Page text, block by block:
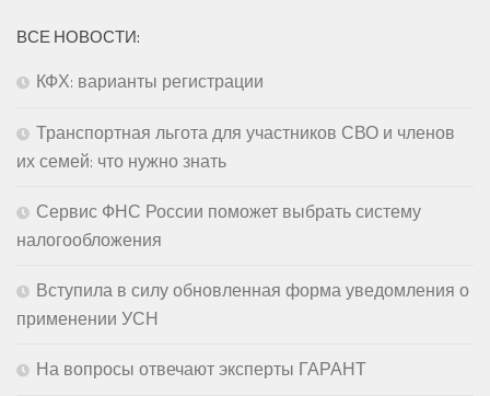
ВСЕ НОВОСТИ:
КФХ: варианты регистрации
Транспортная льгота для участников СВО и членов
их семей: что нужно знать
Сервис ФНС России поможет выбрать систему
налогообложения
Вступила в силу обновленная форма уведомления о
применении УСН
На вопросы отвечают эксперты ГАРАНТ